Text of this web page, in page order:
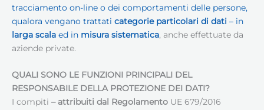
tracciamento on-line o dei comportamenti delle persone,
qualora vengano trattati categorie particolari di dati – in
larga scala ed in misura sistematica, anche effettuate da
aziende private.
QUALI SONO LE FUNZIONI PRINCIPALI DEL
RESPONSABILE DELLA PROTEZIONE DEI DATI?
I compiti – attribuiti dal Regolamento UE 679/2016